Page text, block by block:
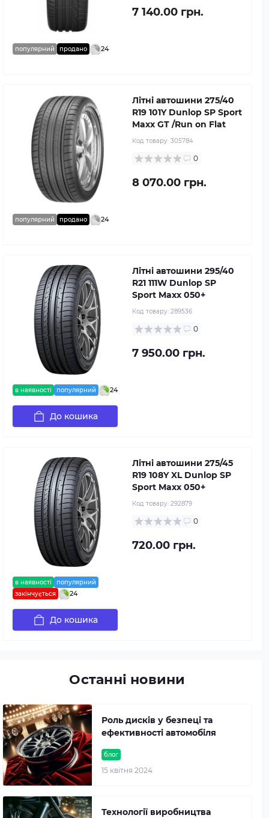
популярний продано 24
7 140.00 грн.
популярний продано 24
Літні автошини 275/40
R19 101Y Dunlop SP Sport
Maxx GT /Run on Flat
Код товару: 305784
0
8 070.00 грн.
в наявності популярний 24
Літні автошини 295/40
R21 111W Dunlop SP
Sport Maxx 050+
Код товару: 289536
0
7 950.00 грн.
До кошика
в наявності
популярний
закінчується
24
Літні автошини 275/45
R19 108Y XL Dunlop SP
Sport Maxx 050+
Код товару: 292879
0
720.00 грн.
До кошика
Останні новини
блог
15 квітня 2024
Роль дисків у безпеці та
ефективності автомобіля
Технології виробництва